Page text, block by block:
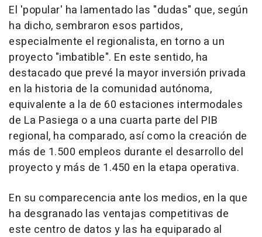
El 'popular' ha lamentado las "dudas" que, según
ha dicho, sembraron esos partidos,
especialmente el regionalista, en torno a un
proyecto "imbatible". En este sentido, ha
destacado que prevé la mayor inversión privada
en la historia de la comunidad autónoma,
equivalente a la de 60 estaciones intermodales
de La Pasiega o a una cuarta parte del PIB
regional, ha comparado, así como la creación de
más de 1.500 empleos durante el desarrollo del
proyecto y más de 1.450 en la etapa operativa.
En su comparecencia ante los medios, en la que
ha desgranado las ventajas competitivas de
este centro de datos y las ha equiparado al